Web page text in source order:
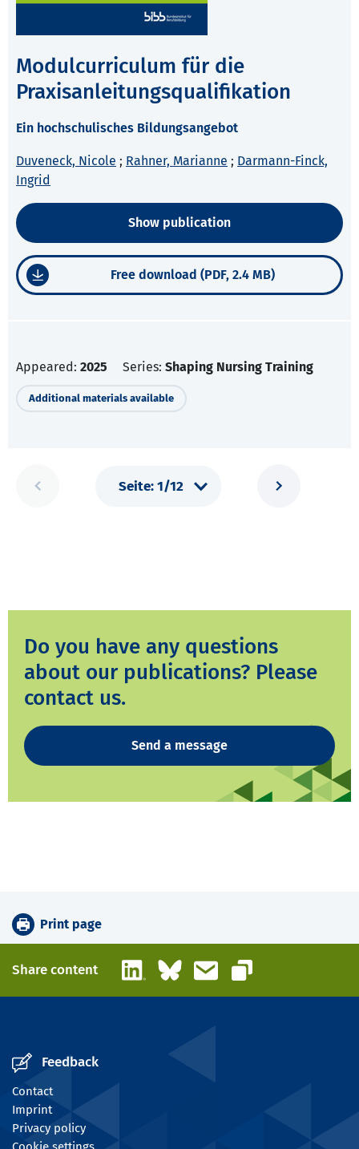
Modulcurriculum für die
Praxisanleitungsqualifikation
Ein hochschulisches Bildungsangebot
Duveneck, Nicole ; Rahner, Marianne ; Darmann-Finck,
Ingrid
Show publication
Free download (PDF, 2.4 MB)
Appeared: 2025 Series: Shaping Nursing Training
Additional materials available
Do you have any questions
about our publications? Please
contact us.
Send a message
Print page
Share content LinkedInBlueskyEmail
Copy link
Feedback
Contact
Imprint
Privacy policy